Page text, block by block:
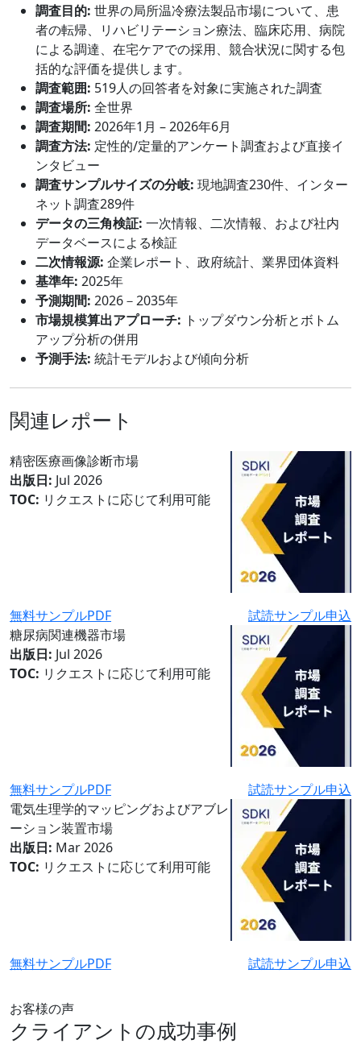
調査目的: 世界の局所温冷療法製品市場について、患
者の転帰、リハビリテーション療法、臨床応用、病院
による調達、在宅ケアでの採用、競合状況に関する包
括的な評価を提供します。
調査範囲: 519人の回答者を対象に実施された調査
調査場所: 全世界
調査期間: 2026年1月 – 2026年6月
調査方法: 定性的/定量的アンケート調査および直接イ
ンタビュー
調査サンプルサイズの分岐: 現地調査230件、インター
ネット調査289件
データの三角検証: 一次情報、二次情報、および社内
データベースによる検証
二次情報源: 企業レポート、政府統計、業界団体資料
基準年: 2025年
予測期間: 2026－2035年
市場規模算出アプローチ: トップダウン分析とボトム
アップ分析の併用
予測手法: 統計モデルおよび傾向分析
関連レポート
精密医療画像診断市場
出版日: Jul 2026
TOC: リクエストに応じて利用可能
無料サンプルPDF
試読サンプル申込
糖尿病関連機器市場
出版日: Jul 2026
TOC: リクエストに応じて利用可能
無料サンプルPDF
試読サンプル申込
電気生理学的マッピングおよびアブレ
ーション装置市場
出版日: Mar 2026
TOC: リクエストに応じて利用可能
無料サンプルPDF 試読サンプル申込
お客様の声
クライアントの成功事例